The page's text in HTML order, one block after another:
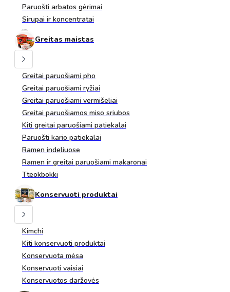
Paruošti arbatos gėrimai
Sirupai ir koncentratai
Greitas maistas
Greitai paruošiami pho
Greitai paruošiami ryžiai
Greitai paruošiami vermišeliai
Greitai paruošiamos miso sriubos
Kiti greitai paruošiami patiekalai
Paruošti kario patiekalai
Ramen indeliuose
Ramen ir greitai paruošiami makaronai
Tteokbokki
Konservuoti produktai
Kimchi
Kiti konservuoti produktai
Konservuota mėsa
Konservuoti vaisiai
Konservuotos daržovės